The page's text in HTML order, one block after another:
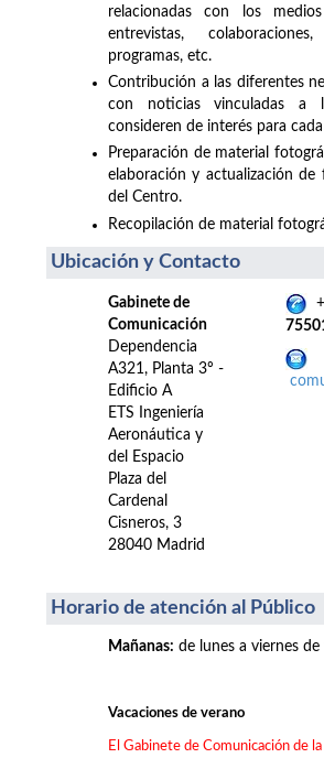
relacionadas con los
entrevistas,
programas, etc.
Contribución a las diferentes
con noticias vinculadas a
consideren de interés para
Preparación de material
elaboración y actualización
del Centro.
Recopilación de material
Ubicación y Contacto
Gabinete de
Comunicación
Dependencia
A321, Planta 3º -
Edificio A
ETS Ingeniería
Aeronáutica y
del Espacio
Plaza del
Cardenal
Cisneros, 3
28040 Madrid
Horario de atención al Público
Mañanas: de lunes a viernes
Vacaciones de verano
El Gabinete de Comunicación de